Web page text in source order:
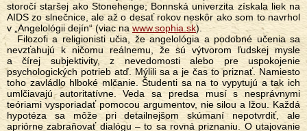
storočí staršej ako Stonehenge; Bonnská univerzita získala liek na
AIDS zo slnečnice, ale až o desať rokov neskôr ako som to navrhol
v „Angelológii dejín“ (viac na www.sophia.sk).
Filozofi a religionisti učia, že angelológia a podobné učenia sa
nevzťahujú k ničomu reálnemu, že sú výtvorom ľudskej mysle
a čírej subjektivity, z nevedomosti alebo pre uspokojenie
psychologických potrieb atď. Mýlili sa a je čas to priznať. Namiesto
toho zavládlo hlboké mlčanie. Študenti sa na to vypytujú a tak ich
umlčiavajú autoritatívne. Veda sa predsa musí s nesprávnymi
teóriami vysporiadať pomocou argumentov, nie silou a lžou. Každá
hypotéza sa môže pri detailnejšom skúmaní nepotvrdiť, ale
apriórne zabraňovať dialógu – to sa rovná priznaniu. O utajovanie